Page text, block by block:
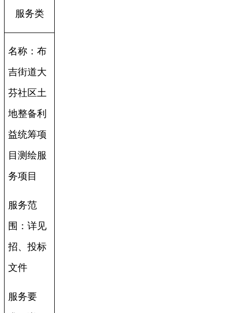
服务类
名称：布
吉街道大
芬社区土
地整备利
益统筹项
目测绘服
务项目
服务范
围：详见
招、投标
文件
服务要